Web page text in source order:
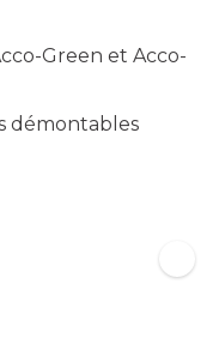
Green et Acco-
démontables